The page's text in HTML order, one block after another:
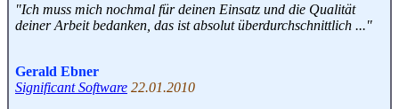
"Ich muss mich nochmal für deinen Einsatz und die Qualität
deiner Arbeit bedanken, das ist absolut überdurchschnittlich ..."
Gerald Ebner
Significant Software 22.01.2010